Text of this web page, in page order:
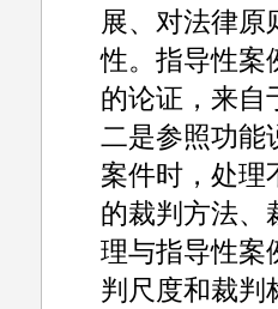
展、对法律原
性。指导性案
的论证，来自
二是参照功能
案件时，处理
的裁判方法、
理与指导性案
判尺度和裁判